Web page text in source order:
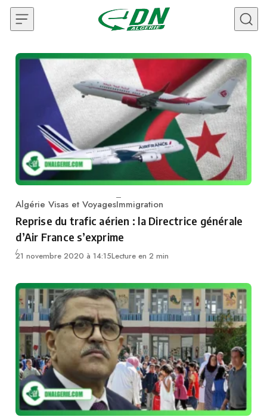
Skip to content
Category
Algérie Visas et VoyagesImmigration
Reprise du trafic aérien : la Directrice générale
d’Air France s’exprime
21 novembre 2020 à 14:15Lecture en 2 min